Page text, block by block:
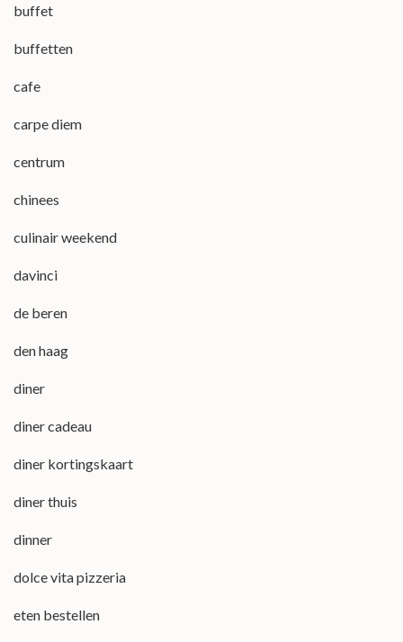
buffet
buffetten
cafe
carpe diem
centrum
chinees
culinair weekend
davinci
de beren
den haag
diner
diner cadeau
diner kortingskaart
diner thuis
dinner
dolce vita pizzeria
eten bestellen